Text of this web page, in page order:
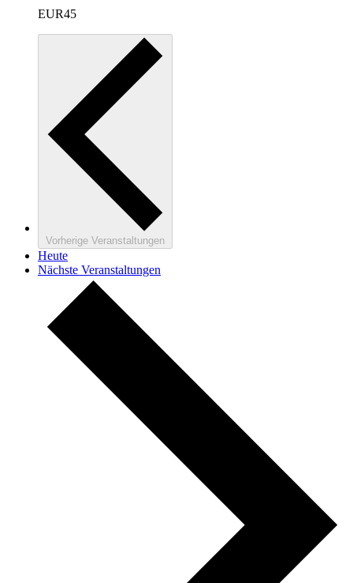
EUR45
Vorherige Veranstaltungen
Heute
Nächste Veranstaltungen